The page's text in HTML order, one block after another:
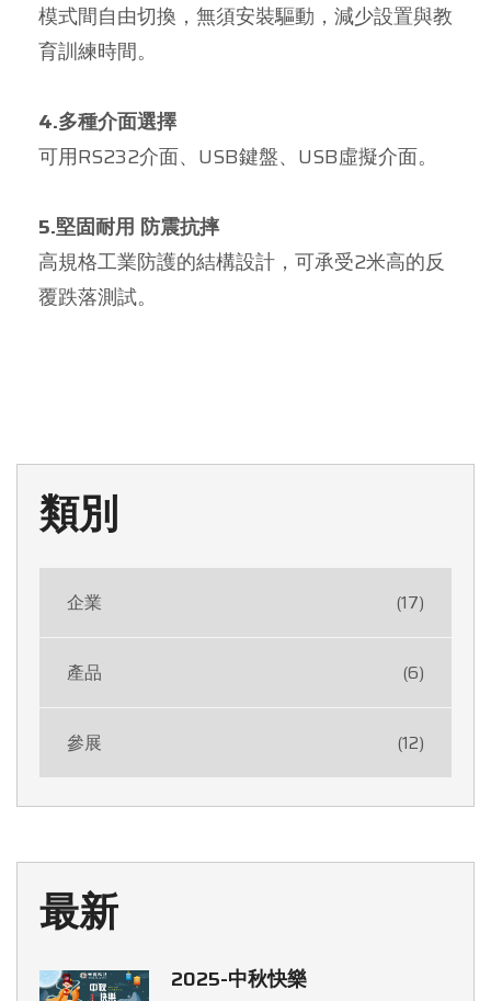
模式間自由切換，無須安裝驅動，減少設置與教
育訓練時間。
4.多種介面選擇
可用RS232介面、USB鍵盤、USB虛擬介面。
5.堅固耐用 防震抗摔
高規格工業防護的結構設計，可承受2米高的反
覆跌落測試。
類別
企業 (17)
產品 (6)
參展 (12)
最新
2025-中秋快樂